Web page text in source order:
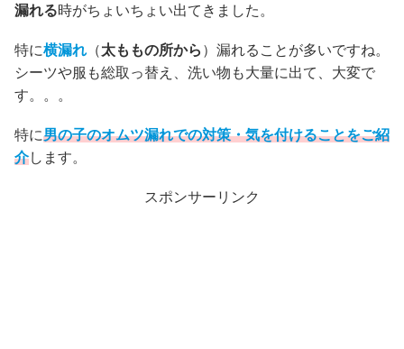
漏れる時がちょいちょい出てきました。
特に横漏れ （太ももの所から ）漏れることが多いですね。
シーツや服も総取っ替え、洗い物も大量に出て、大変で
す。。。
特に男の子のオムツ漏れでの対策・気を付けることをご紹
介します。
スポンサーリンク